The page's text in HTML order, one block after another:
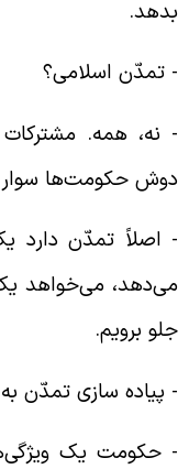
تمدّن اسلامی؟
نه، همه‌.
حکومت‌ها سوار
اصلاً تمدّن دارد
می‌خواهد یک
برویم.
پیاده سازی تمدّن به
حکومت یک